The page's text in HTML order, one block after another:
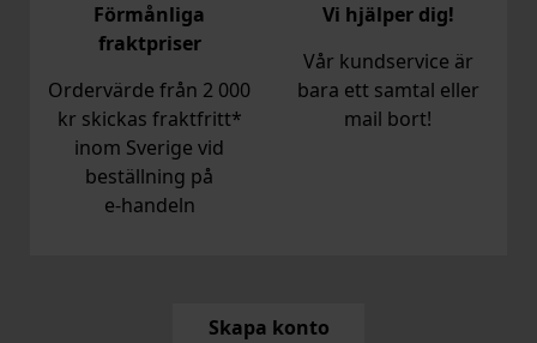
Förmånliga
fraktpriser
Ordervärde från 2 000
kr skickas fraktfritt*
inom Sverige vid
beställning på
e‑handeln
Vi hjälper dig!
Vår kundservice är
bara ett samtal eller
mail bort!
Skapa konto